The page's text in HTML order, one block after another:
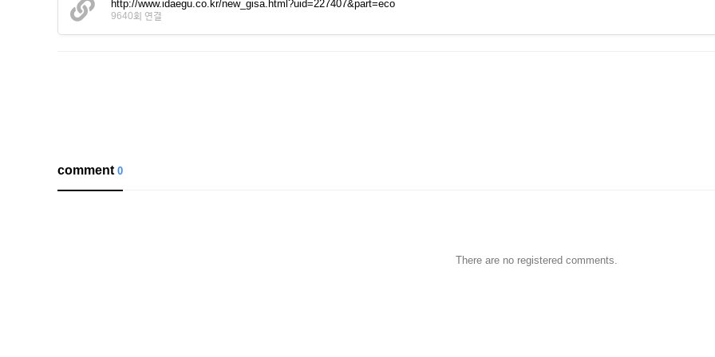
http://www.idaegu.co.kr/new_gisa.html?uid=227407&part=eco
9640회 연결
comment0
There are no registered comments.